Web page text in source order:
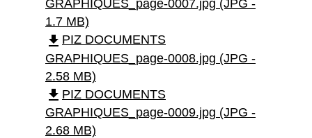
GRAPHIQUES_page-0007.jpg (JPG -
1.7 MB)
file_download PIZ DOCUMENTS
GRAPHIQUES_page-0008.jpg (JPG -
2.58 MB)
file_download PIZ DOCUMENTS
GRAPHIQUES_page-0009.jpg (JPG -
2.68 MB)